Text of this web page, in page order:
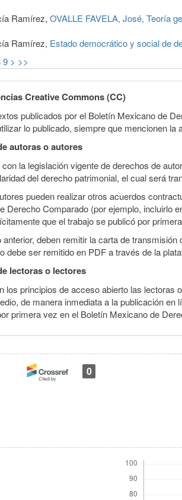
Ramírez, OVALLE FAVELA, José, Teoría
Ramírez, Estado democrático y social de
9 > >>
Creative Commons (CC)
publicados por el Boletín Mexicano de
lo publicado, siempre que mencionen
autoras o autores
la legislación vigente de derechos de
del derecho patrimonial, el cual será
pueden realizar otros acuerdos
Derecho Comparado (por ejemplo, incluirlo
que el trabajo se publicó por
anterior, deben remitir la carta de
debe ser remitido en PDF a través de la
lectoras o lectores
los principios de acceso abierto las lectoras
de manera inmediata a la publicación
primera vez en el Boletín Mexicano de
0